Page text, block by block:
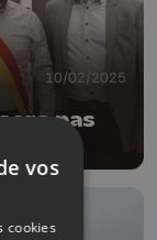
10/02/2025
pas
vos
cookies